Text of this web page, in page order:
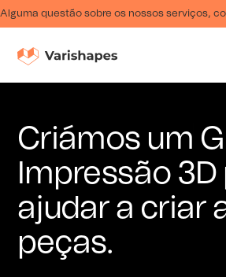
Alguma questão sobre os nossos serviços,
Criámos um
Impressão
ajudar a criar
peças.